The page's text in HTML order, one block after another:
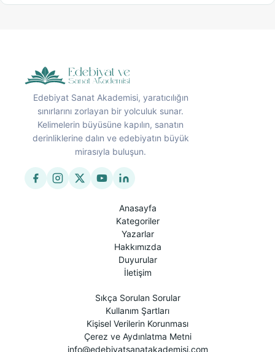
Edebiyat Sanat Akademisi, yaratıcılığın
sınırlarını zorlayan bir yolculuk sunar.
Kelimelerin büyüsüne kapılın, sanatın
derinliklerine dalın ve edebiyatın büyük
mirasıyla buluşun.
Anasayfa
Kategoriler
Yazarlar
Hakkımızda
Duyurular
İletişim
Sıkça Sorulan Sorular
Kullanım Şartları
Kişisel Verilerin Korunması
Çerez ve Aydınlatma Metni
info@edebiyatsanatakademisi.com